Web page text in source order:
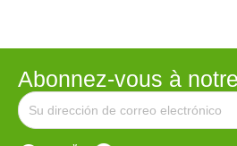
Abonnez-vous à